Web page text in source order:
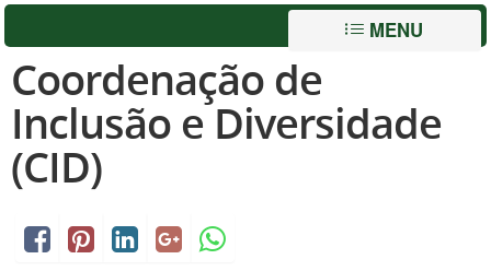
MENU
Coordenação de
Inclusão e Diversidade
(CID)